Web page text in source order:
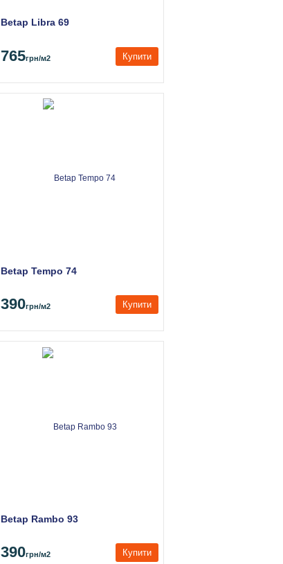
Betap Libra 69
765грн/м2 Купити
Betap Tempo 74
390грн/м2 Купити
Betap Rambo 93
390грн/м2 Купити